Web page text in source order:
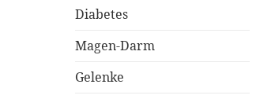
Diabetes
Magen-Darm
Gelenke